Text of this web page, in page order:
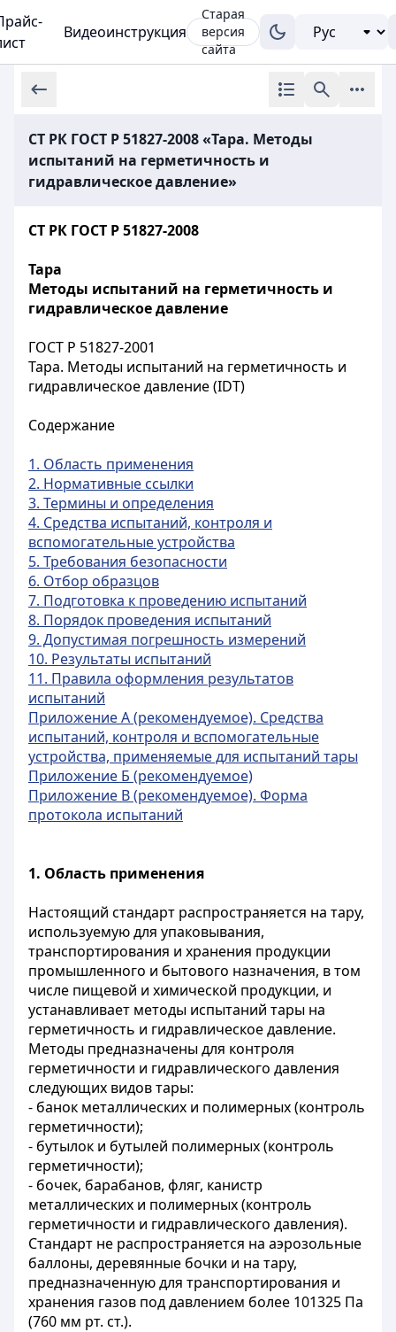
Видеоинструкция
Старая
версия
сайта
СТ РК ГОСТ Р 51827-2008 «Тара. Методы
испытаний на герметичность и
гидравлическое давление»
СТ РК ГОСТ Р 51827-2008
Тара
Методы испытаний на герметичность и
гидравлическое давление
ГОСТ Р 51827-2001
Тара. Методы испытаний на герметичность и
гидравлическое давление (IDT)
Содержание
1. Область применения
2. Нормативные ссылки
3. Термины и определения
4. Средства испытаний, контроля и
вспомогательные устройства
5. Требования безопасности
6. Отбор образцов
7. Подготовка к проведению испытаний
8. Порядок проведения испытаний
9. Допустимая погрешность измерений
10. Результаты испытаний
11. Правила оформления результатов
испытаний
Приложение А (рекомендуемое). Средства
испытаний, контроля и вспомогательные
устройства, применяемые для испытаний тары
Приложение Б (рекомендуемое)
Приложение В (рекомендуемое). Форма
протокола испытаний
1. Область применения
Настоящий стандарт распространяется на тару,
используемую для упаковывания,
транспортирования и хранения продукции
промышленного и бытового назначения, в том
числе пищевой и химической продукции, и
устанавливает методы испытаний тары на
герметичность и гидравлическое давление.
Методы предназначены для контроля
герметичности и гидравлического давления
следующих видов тары:
- банок металлических и полимерных (контроль
герметичности);
- бутылок и бутылей полимерных (контроль
герметичности);
- бочек, барабанов, фляг, канистр
металлических и полимерных (контроль
герметичности и гидравлического давления).
Стандарт не распространяется на аэрозольные
баллоны, деревянные бочки и на тару,
предназначенную для транспортирования и
хранения газов под давлением более 101325 Па
(760 мм рт. ст.).